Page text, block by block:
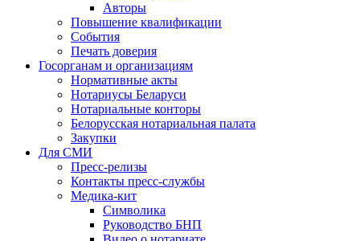
Авторы
Повышение квалификации
События
Печать доверия
Госорганам и организациям
Нормативные акты
Нотариусы Беларуси
Нотариальные конторы
Белорусская нотариальная палата
Закупки
Для СМИ
Пресс-релизы
Контакты пресс-службы
Медика-кит
Символика
Руководство БНП